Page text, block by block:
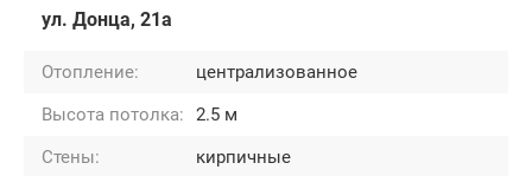
ул. Донца, 21а
Отопление:
централизованное
Высота потолка:
2.5 м
Стены:
кирпичные